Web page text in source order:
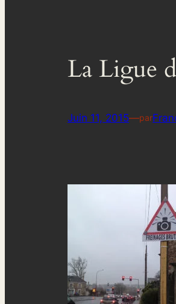
La Ligue
Juin 11, 2015—par